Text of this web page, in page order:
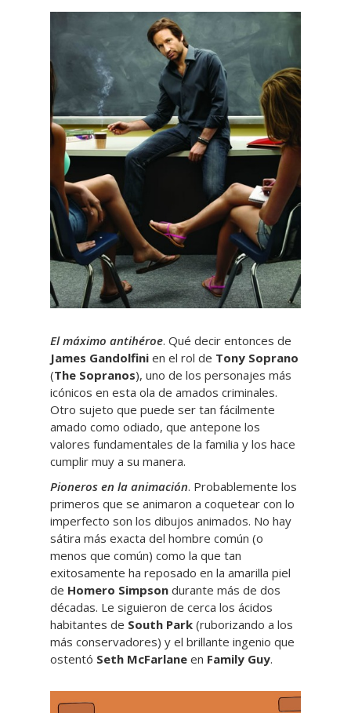
El máximo antihéroe. Qué decir entonces de
James Gandolfini en el rol de Tony Soprano
(The Sopranos), uno de los personajes más
icónicos en esta ola de amados criminales.
Otro sujeto que puede ser tan fácilmente
amado como odiado, que antepone los
valores fundamentales de la familia y los hace
cumplir muy a su manera.
Pioneros en la animación. Probablemente los
primeros que se animaron a coquetear con lo
imperfecto son los dibujos animados. No hay
sátira más exacta del hombre común (o
menos que común) como la que tan
exitosamente ha reposado en la amarilla piel
de Homero Simpson durante más de dos
décadas. Le siguieron de cerca los ácidos
habitantes de South Park (ruborizando a los
más conservadores) y el brillante ingenio que
ostentó Seth McFarlane en Family Guy.